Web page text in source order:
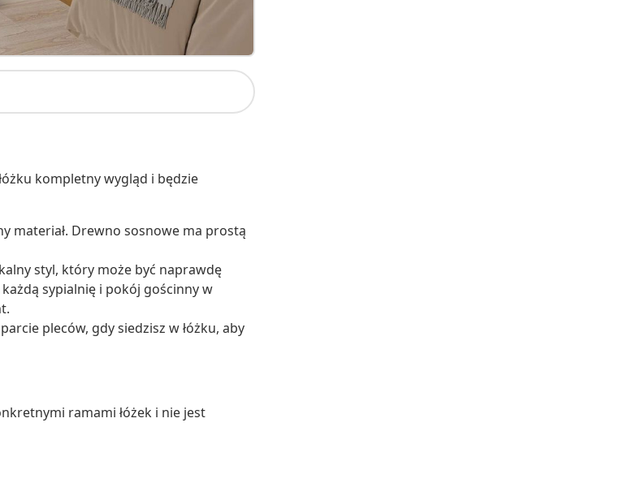
kompletny wygląd i będzie
materiał. Drewno sosnowe ma prostą
styl, który może być naprawdę
sypialnię i pokój gościnny w
pleców, gdy siedzisz w łóżku, aby
ramami łóżek i nie jest